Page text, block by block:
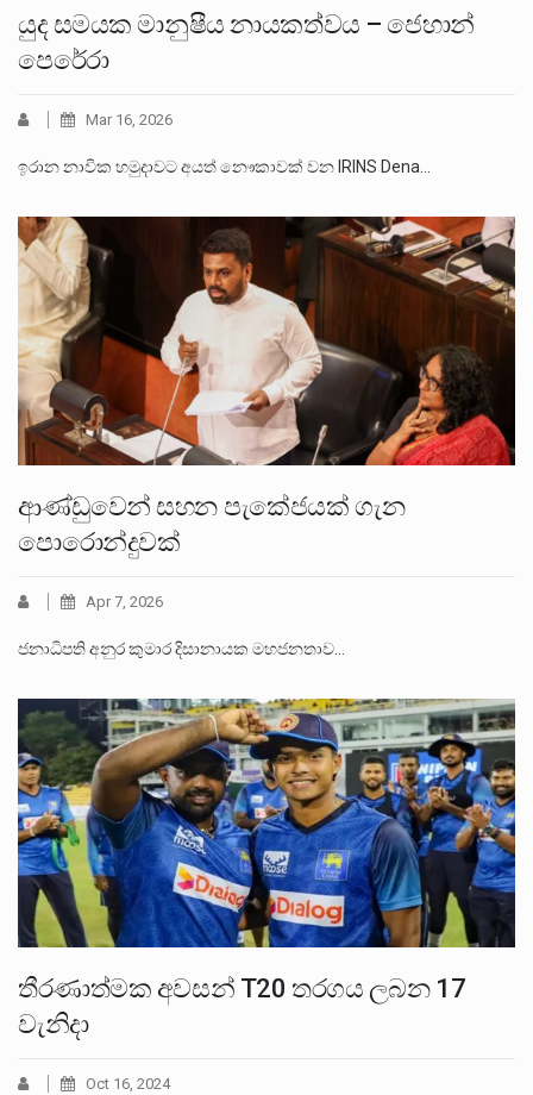
යුද සමයක මානුෂීය නායකත්වය – ජෙහාන්
පෙරේරා
Mar 16, 2026
ඉරාන නාවික හමුදාවට අයත් නෞකාවක් වන IRINS Dena…
ආණ්ඩුවෙන් සහන පැකේජයක් ගැන
පොරොන්දුවක්
Apr 7, 2026
ජනාධිපති අනුර කුමාර දිසානායක මහජනතාව…
තීරණාත්මක අවසන් T20 තරගය ලබන 17
වැනිදා
Oct 16, 2024